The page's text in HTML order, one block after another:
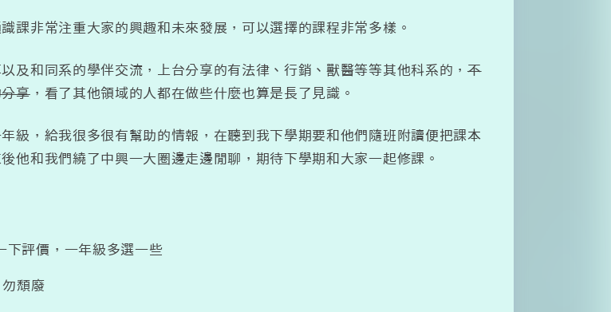
課非常注重大家的興趣和未來發展，可以選擇的課程非常多樣。
及和同系的學伴交流，上台分享的有法律、行銷、獸醫等等其他科系的， 不
享，看了其他領域的人都在做些什麼也算是長了見識。
級，給我很多很有幫助的情報，在聽到我下學期要和他們隨班附讀便把課本
他和我們繞了中興一大圈邊走邊閒聊，期待下學期和大家一起修課。
下評價，一年級多選一些
頹廢